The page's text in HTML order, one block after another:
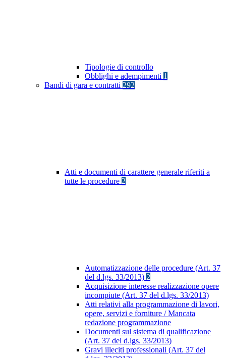
Tipologie di controllo
Obblighi e adempimenti 1
Bandi di gara e contratti 292
Atti e documenti di carattere generale riferiti a
tutte le procedure 2
Automatizzazione delle procedure (Art. 37
del d.lgs. 33/2013) 2
Acquisizione interesse realizzazione opere
incompiute (Art. 37 del d.lgs. 33/2013)
Atti relativi alla programmazione di lavori,
opere, servizi e forniture / Mancata
redazione programmazione
Documenti sul sistema di qualificazione
(Art. 37 del d.lgs. 33/2013)
Gravi illeciti professionali (Art. 37 del